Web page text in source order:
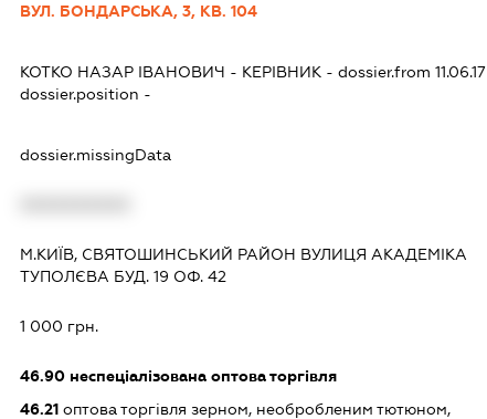
ВУЛ. БОНДАРСЬКА, 3, КВ. 104
КОТКО НАЗАР ІВАНОВИЧ - КЕРІВНИК - dossier.from 11.06.17
dossier.position -
dossier.missingData
М.КИЇВ, СВЯТОШИНСЬКИЙ РАЙОН ВУЛИЦЯ АКАДЕМІКА
ТУПОЛЄВА БУД. 19 ОФ. 42
1 000 грн.
46.90неспеціалізована оптова торгівля
46.21оптова торгівля зерном, необробленим тютюном,